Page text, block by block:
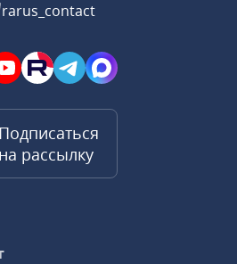
rarus_contact
Подписаться
на рассылку